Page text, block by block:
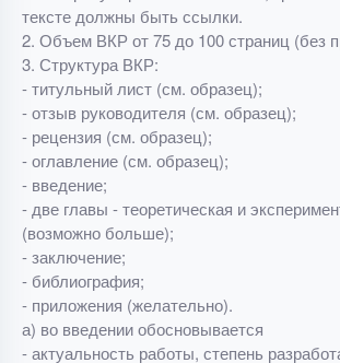
тексте должны быть ссылки.
2. Объем ВКР от 75 до 100 страниц (без
3. Структура ВКР:
- титульный лист (см. образец);
- отзыв руководителя (см. образец);
- рецензия (см. образец);
- оглавление (см. образец);
- введение;
- две главы - теоретическая и
(возможно больше);
- заключение;
- библиография;
- приложения (желательно).
а) во введении обосновывается
- актуальность работы, степень